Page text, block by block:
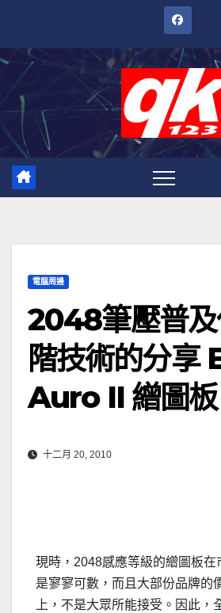
內
電腦周邊
2048筆壓普
階技術的分享
Auro II 繒圖板
十二月 20, 2010
現時，2048感應等級的繒圖板在
是寥寥可數，而且大部份品牌的
上，不是大眾所能接受。因此，